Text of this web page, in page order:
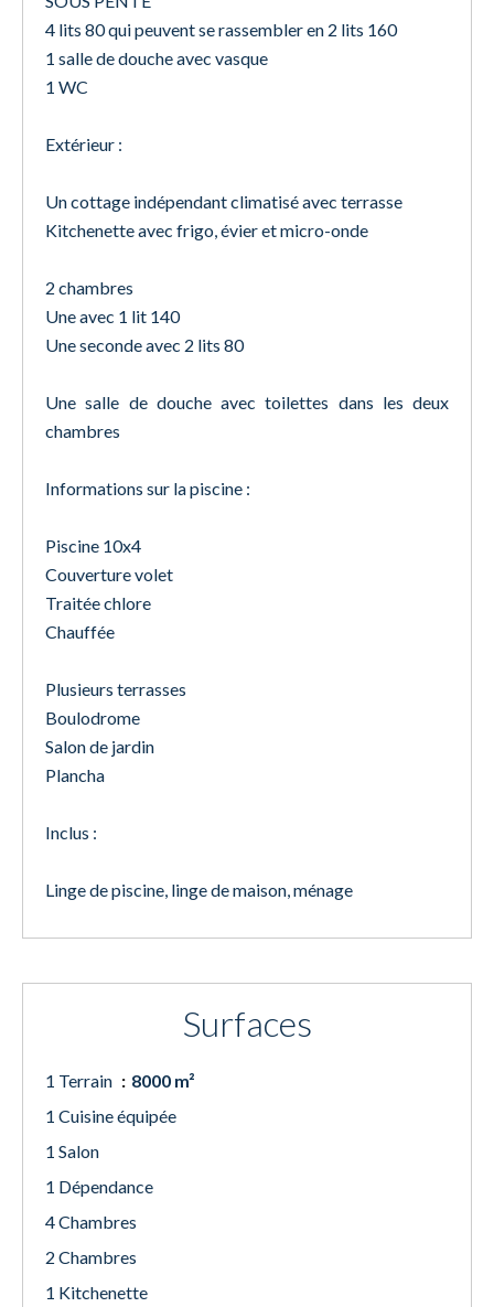
4 lits 80 qui peuvent se rassembler en 2 lits 160
1 salle de douche avec vasque
1 WC
Extérieur :
Un cottage indépendant climatisé avec terrasse
Kitchenette avec frigo, évier et micro-onde
2 chambres
Une avec 1 lit 140
Une seconde avec 2 lits 80
Une salle de douche avec toilettes dans les deux
chambres
Informations sur la piscine :
Piscine 10x4
Couverture volet
Traitée chlore
Chauffée
Plusieurs terrasses
Boulodrome
Salon de jardin
Plancha
Inclus :
Linge de piscine, linge de maison, ménage
Surfaces
1 Terrain
8000 m²
1 Cuisine équipée
1 Salon
1 Dépendance
4 Chambres
2 Chambres
1 Kitchenette